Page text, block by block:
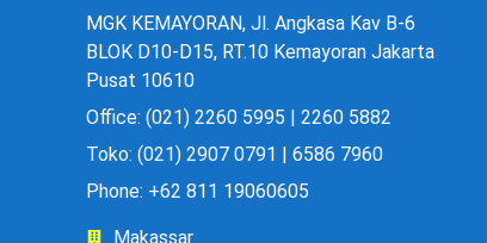
MGK KEMAYORAN, Jl. Angkasa Kav B-6
BLOK D10-D15, RT.10 Kemayoran Jakarta
Pusat 10610
Office: (021) 2260 5995 | 2260 5882
Toko: (021) 2907 0791 | 6586 7960
Phone: +62 811 19060605
Makassar